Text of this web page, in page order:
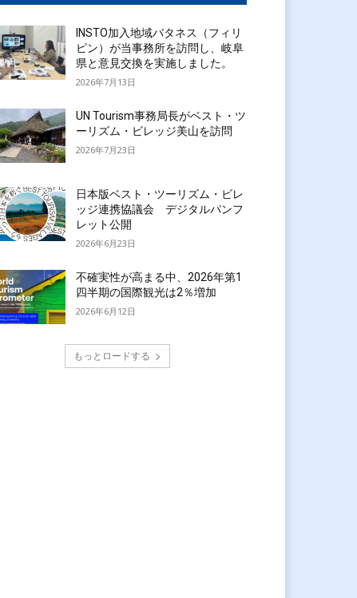
INSTO加入地域バタネス（フィリ
ピン）が当事務所を訪問し、岐阜
県と意見交換を実施しました。
2026年7月13日
UN Tourism事務局長がベスト・ツ
ーリズム・ビレッジ美山を訪問
2026年7月23日
日本版ベスト・ツーリズム・ビレ
ッジ連携協議会 デジタルパンフ
レット公開
2026年6月23日
不確実性が高まる中、2026年第1
四半期の国際観光は2％増加
2026年6月12日
もっとロードする